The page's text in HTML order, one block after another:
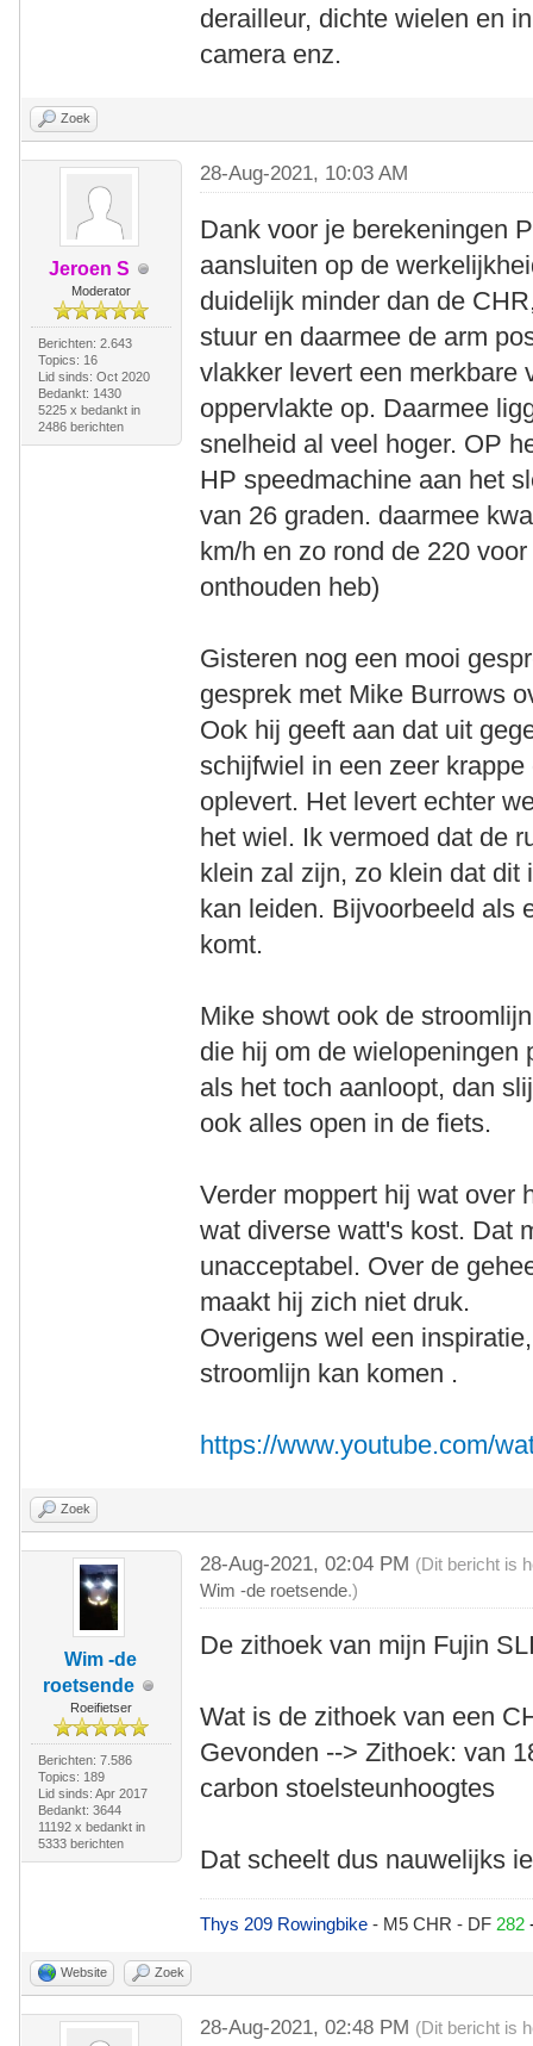
derailleur, dichte wielen en
camera enz.
Zoek
Jeroen S
Moderator
Berichten: 2.643
Topics: 16
Lid sinds: Oct 2020
Bedankt: 1430
5225 x bedankt in
2486 berichten
28-Aug-2021, 10:03 AM
Dank voor je berekeningen
aansluiten op de
duidelijk minder dan de
stuur en daarmee de arm
vlakker levert een merkbare
oppervlakte op. Daarmee
snelheid al veel hoger. OP
HP speedmachine aan het
van 26 graden. daarmee
km/h en zo rond de 220
onthouden heb)
Gisteren nog een mooi
gesprek met Mike Burrows
Ook hij geeft aan dat uit
schijfwiel in een zeer
oplevert. Het levert echter
het wiel. Ik vermoed dat de
klein zal zijn, zo klein dat
kan leiden. Bijvoorbeeld als
komt.
Mike showt ook de
die hij om de wielopeningen
als het toch aanloopt, dan
ook alles open in de fiets.
Verder moppert hij wat over
wat diverse watt's kost. Dat
unacceptabel. Over de
maakt hij zich niet druk.
Overigens wel een
stroomlijn kan komen .
https://www.youtube.com/
Zoek
Wim -de
roetsende
Roeifietser
Berichten: 7.586
Topics: 189
Lid sinds: Apr 2017
Bedankt: 3644
11192 x bedankt in
5333 berichten
28-Aug-2021, 02:04 PM (Dit bericht is
Wim -de roetsende.)
De zithoek van mijn Fujin
Wat is de zithoek van een
Gevonden --> Zithoek: van
carbon stoelsteunhoogtes
Dat scheelt dus nauwelijks
Thys 209 Rowingbike- M5 CHR - DF 282
Website Zoek
28-Aug-2021, 02:48 PM (Dit bericht is